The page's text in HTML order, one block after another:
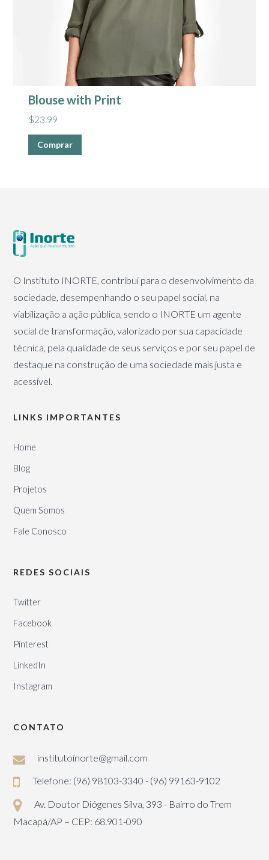
Blouse with Print
$23.99
Comprar
O Instituto INORTE, contribui para o desenvolvimento da
sociedade, desempenhando o seu papel social, na
viabilização a ação pública, sendo o INORTE um agente
social de transformação, valorizado por sua capacidade
técnica, pela qualidade de seus serviços e por seu papel de
destaque na construção de uma sociedade mais justa e
acessível.
LINKS IMPORTANTES
Home
Blog
Projetos
Quem Somos
Fale Conosco
REDES SOCIAIS
Twitter
Facebook
Pinterest
LinkedIn
Instagram
CONTATO
institutoinorte@gmail.com
Telefone: (96) 98103-3340 - (96) 99163-9102
Av. Doutor Diógenes Silva, 393 - Bairro do Trem
Macapá/AP – CEP: 68.901-090